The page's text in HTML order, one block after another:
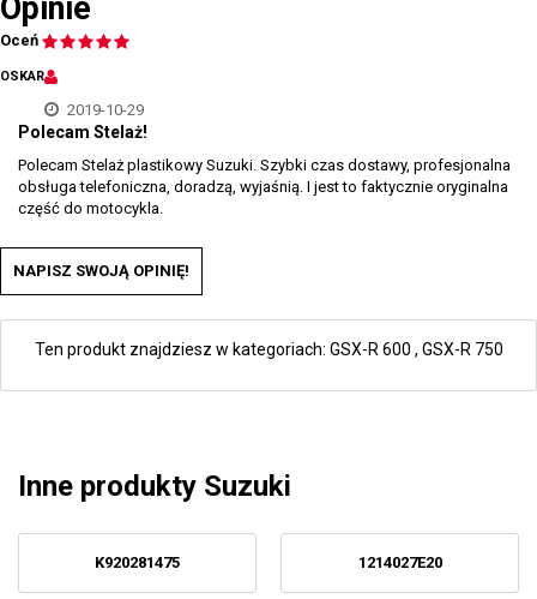
Opinie
Oceń
OSKAR
2019-10-29
Polecam Stelaż!
Polecam Stelaż plastikowy Suzuki. Szybki czas dostawy, profesjonalna
obsługa telefoniczna, doradzą, wyjaśnią. I jest to faktycznie oryginalna
część do motocykla.
NAPISZ SWOJĄ OPINIĘ!
Ten produkt znajdziesz w kategoriach: GSX-R 600 , GSX-R 750
Inne produkty Suzuki
K920281475 1214027E20